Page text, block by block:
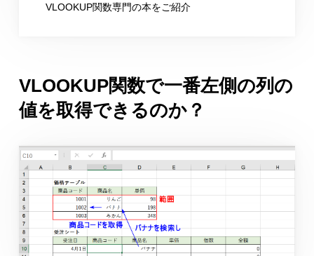
VLOOKUP関数専門の本をご紹介
VLOOKUP関数で一番左側の列の
値を取得できるのか？